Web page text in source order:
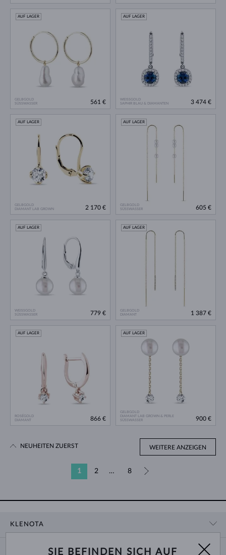
GELBGOLD
SÜSSWASSER
AUF LAGER
561 €
WEISSGOLD
SAPHIR BLAU & DIAMANTEN
AUF LAGER
3 474 €
GELBGOLD
DIAMANT LAB GROWN
AUF LAGER
2 170 €
GELBGOLD
SÜSSWASSER
AUF LAGER
605 €
WEISSGOLD
SÜSSWASSER
AUF LAGER
779 €
GELBGOLD
DIAMANT
AUF LAGER
1 387 €
ROSÉGOLD
DIAMANT
AUF LAGER
866 €
GELBGOLD
DIAMANT LAB GROWN & PERLE
SÜSSWASSER
AUF LAGER
900 €
WEITERE ANZEIGEN
1 2 … 8
NEUHEITEN ZUERST
KLENOTA
SIE BEFINDEN SICH AUF